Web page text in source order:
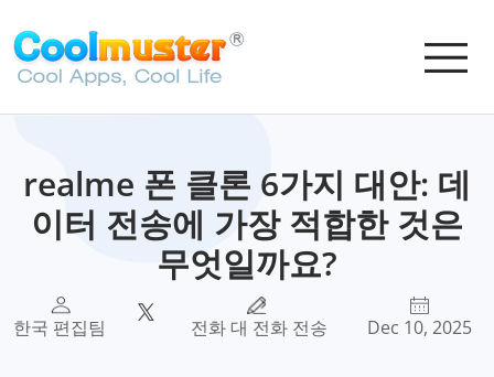
realme 폰 클론 6가지 대안: 데
이터 전송에 가장 적합한 것은
무엇일까요?
한국 편집팀 전화 대 전화 전송 Dec 10, 2025